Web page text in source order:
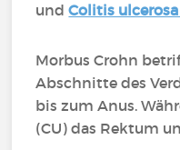
undColitis ulcerosa
Morbus Crohn
Abschnitte des
bis zum Anus.
(CU) das Rektum